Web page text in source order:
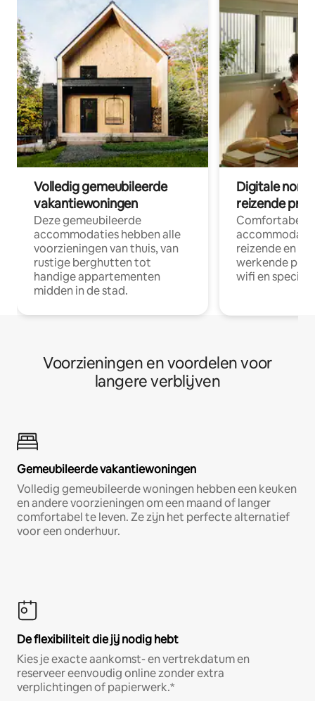
Volledig gemeubileerde
vakantiewoningen
Deze gemeubileerde
accommodaties hebben alle
voorzieningen van thuis, van
rustige berghutten tot
handige appartementen
midden in de stad.
Digitale
reizende
Comfortabele
reizende en
werkende
wifi en
Voorzieningen en voordelen voor
langere verblijven
Gemeubileerde vakantiewoningen
Volledig gemeubileerde woningen hebben een keuken
en andere voorzieningen om een maand of langer
comfortabel te leven. Ze zijn het perfecte alternatief
voor een onderhuur.
De flexibiliteit die jij nodig hebt
Kies je exacte aankomst- en vertrekdatum en
reserveer eenvoudig online zonder extra
verplichtingen of papierwerk.*